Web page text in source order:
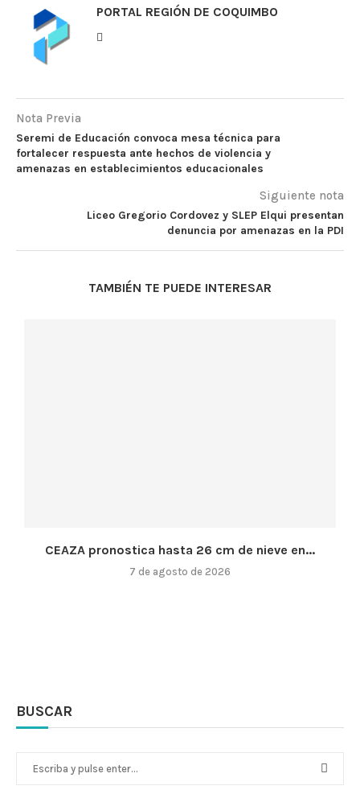
PORTAL REGIÓN DE COQUIMBO
Nota Previa
Seremi de Educación convoca mesa técnica para
fortalecer respuesta ante hechos de violencia y
amenazas en establecimientos educacionales
Siguiente nota
Liceo Gregorio Cordovez y SLEP Elqui presentan
denuncia por amenazas en la PDI
TAMBIÉN TE PUEDE INTERESAR
CEAZA pronostica hasta 26 cm de nieve en...
7 de agosto de 2026
BUSCAR